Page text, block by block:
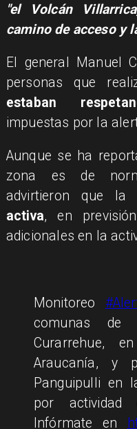
"el Volcán
camino de acceso y
El general Manuel
personas que
estaban
impuestas por la
Aunque se ha
zona es de
advirtieron que la
activa, en
adicionales en la
Monitoreo
comunas de
Curarrehue,
Araucanía, y
Panguipulli en
por
Infórmate en